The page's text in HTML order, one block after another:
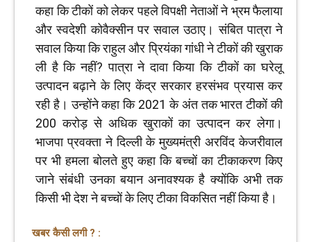
कहा कि टीकों को लेकर पहले विपक्षी नेताओं ने भ्रम फैलाया
और स्वदेशी कोवैक्सीन पर सवाल उठाए। संबित पात्रा ने
सवाल किया कि राहुल और प्रियंका गांधी ने टीकों की खुराक
ली है कि नहीं? पात्रा ने दावा किया कि टीकों का घरेलू
उत्पादन बढ़ाने के लिए केंद्र सरकार हरसंभव प्रयास कर
रही है। उन्‍होंने कहा कि 2021 के अंत तक भारत टीकों की
200 करोड़ से अधिक खुराकों का उत्पादन कर लेगा।
भाजपा प्रवक्‍ता ने दिल्ली के मुख्यमंत्री अरविंद केजरीवाल
पर भी हमला बोलते हुए कहा कि बच्चों का टीकाकरण किए
जाने संबंधी उनका बयान अनावश्यक है क्योंकि अभी तक
किसी भी देश ने बच्चों के लिए टीका विकसित नहीं किया है।
खबर कैसी लगी ? :